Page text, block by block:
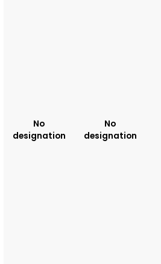
No
designation
No
designation